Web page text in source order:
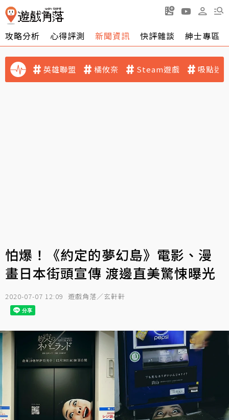
攻略分析 心得評測 新聞資訊 快評雜談 紳士專區
英雄聯盟 橘攸奈 Steam遊戲 吸點迷
怕爆！《約定的夢幻島》電影、漫
畫日本街頭宣傳 渡邊直美驚悚曝光
2020-07-07 12:09 遊戲角落／玄軒軒